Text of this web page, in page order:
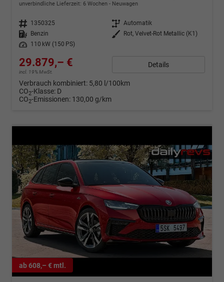
unverbindliche Lieferzeit: 6 Wochen Neuwagen
Fahrzeugnr. 1350325 Getriebe Automatik
Kraftstoff
Benzin Außenfarbe
Rot, Velvet-Rot Metallic (K1)
Leistung
110 kW (150 PS)
29.879,– €
incl. 19% MwSt.
Details
Verbrauch kombiniert: 5,80 l/100km
CO2-Klasse: D
CO2-Emissionen: 130,00 g/km
ab 608,– € mtl.